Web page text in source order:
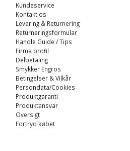
Kundeservice
Kontakt os
Levering & Returnering
Returneringsformular
Handle Guide / Tips
Firma profil
Delbetaling
Smykker Engros
Betingelser & Vilkår
Persondata/Cookies
Produktgaranti
Produktansvar
Oversigt
Fortryd købet